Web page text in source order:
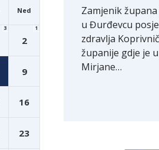
Ned
3
2
1
9
16
23
Zamjenik
u Đurđevcu
zdravlja
županije gdje je
Mirjane…